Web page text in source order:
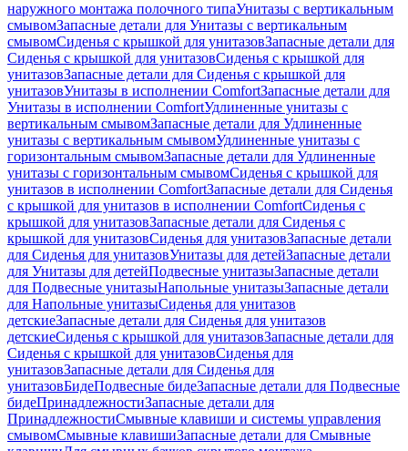
наружного монтажа полочного типаУнитазы с вертикальным
смывомЗапасные детали для Унитазы с вертикальным
смывомСиденья с крышкой для унитазовЗапасные детали для
Сиденья с крышкой для унитазовСиденья с крышкой для
унитазовЗапасные детали для Сиденья с крышкой для
унитазовУнитазы в исполнении ComfortЗапасные детали для
Унитазы в исполнении ComfortУдлиненные унитазы с
вертикальным смывомЗапасные детали для Удлиненные
унитазы с вертикальным смывомУдлиненные унитазы с
горизонтальным смывомЗапасные детали для Удлиненные
унитазы с горизонтальным смывомСиденья с крышкой для
унитазов в исполнении ComfortЗапасные детали для Сиденья
с крышкой для унитазов в исполнении ComfortСиденья с
крышкой для унитазовЗапасные детали для Сиденья с
крышкой для унитазовСиденья для унитазовЗапасные детали
для Сиденья для унитазовУнитазы для детейЗапасные детали
для Унитазы для детейПодвесные унитазыЗапасные детали
для Подвесные унитазыНапольные унитазыЗапасные детали
для Напольные унитазыСиденья для унитазов
детскиеЗапасные детали для Сиденья для унитазов
детскиеСиденья с крышкой для унитазовЗапасные детали для
Сиденья с крышкой для унитазовСиденья для
унитазовЗапасные детали для Сиденья для
унитазовБидеПодвесные бидеЗапасные детали для Подвесные
бидеПринадлежностиЗапасные детали для
ПринадлежностиСмывные клавиши и системы управления
смывомСмывные клавишиЗапасные детали для Смывные